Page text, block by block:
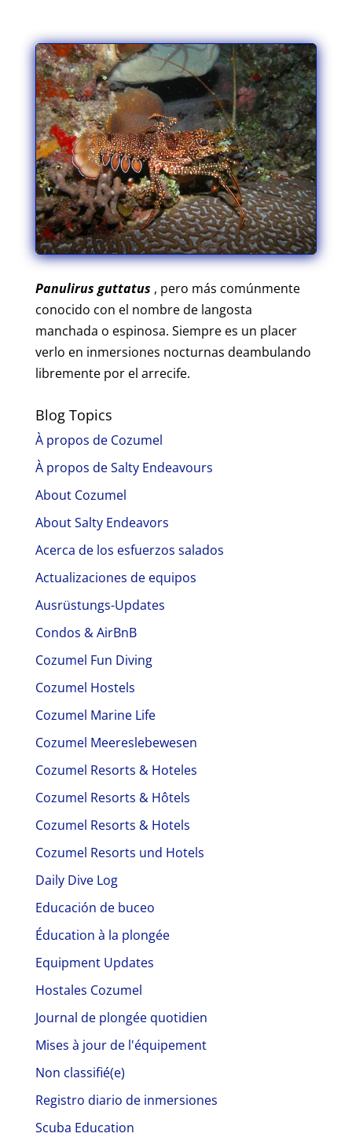
Panulirus guttatus , pero más comúnmente
conocido con el nombre de langosta
manchada o espinosa. Siempre es un placer
verlo en inmersiones nocturnas deambulando
libremente por el arrecife.
Blog Topics
À propos de Cozumel
À propos de Salty Endeavours
About Cozumel
About Salty Endeavors
Acerca de los esfuerzos salados
Actualizaciones de equipos
Ausrüstungs-Updates
Condos & AirBnB
Cozumel Fun Diving
Cozumel Hostels
Cozumel Marine Life
Cozumel Meereslebewesen
Cozumel Resorts & Hoteles
Cozumel Resorts & Hôtels
Cozumel Resorts & Hotels
Cozumel Resorts und Hotels
Daily Dive Log
Educación de buceo
Éducation à la plongée
Equipment Updates
Hostales Cozumel
Journal de plongée quotidien
Mises à jour de l'équipement
Non classifié(e)
Registro diario de inmersiones
Scuba Education